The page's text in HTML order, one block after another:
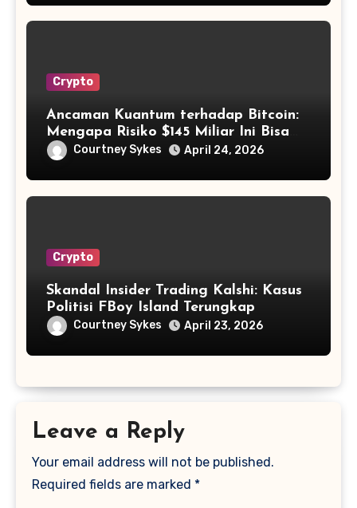
Crypto
Ancaman Kuantum terhadap Bitcoin:
Mengapa Risiko $145 Miliar Ini Bisa
Dikelola?
Courtney Sykes April 24, 2026
Crypto
Skandal Insider Trading Kalshi: Kasus
Politisi FBoy Island Terungkap
Courtney Sykes April 23, 2026
Leave a Reply
Your email address will not be published.
Required fields are marked *